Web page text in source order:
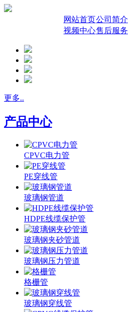
网站首页公司简介
视频中心售后服务
更多..
产品中心
CPVC电力管
PE穿线管
玻璃钢管道
HDPE线缆保护管
玻璃钢夹砂管道
玻璃钢压力管道
格栅管
玻璃钢穿线管